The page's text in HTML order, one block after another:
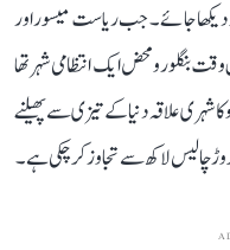
دیکھا جائے۔ جب ریاست میسور اور
کیا تھا، اس وقت بنگلورو محض ایک انتظامی شہر تھا
شہری علاقہ دنیا کے تیزی سے پھیلنے
چالیس لاکھ سے تجاوز کر چکی ہے۔